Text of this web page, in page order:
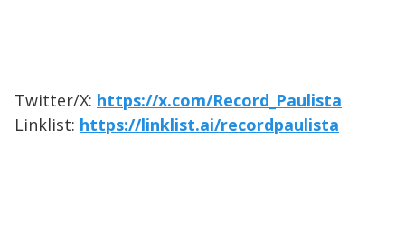
Twitter/X: https://x.com/Record_Paulista
Linklist: https://linklist.ai/recordpaulista